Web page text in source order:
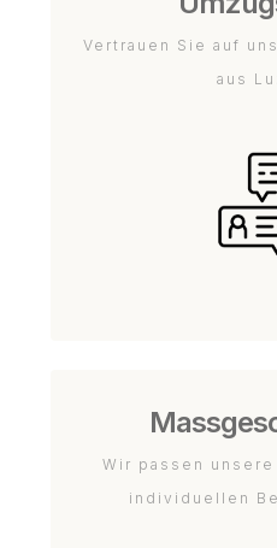
Vertrauen Sie auf
aus
Wir passen
individuellen